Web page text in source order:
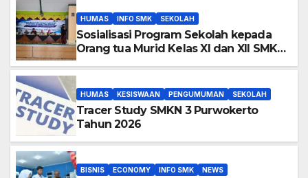
HUMAS INFO SMK SEKOLAH
Sosialisasi Program Sekolah kepada
Orang tua Murid Kelas XI dan XII SMK
HUMAS KESISWAAN PENGUMUMAN SEKOLAH
Tracer Study SMKN 3 Purwokerto
Tahun 2026
BISNIS ECONOMY INFO SMK NEWS